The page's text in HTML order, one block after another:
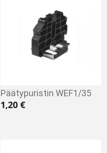
Päätypuristin WEF1/35
1,20€